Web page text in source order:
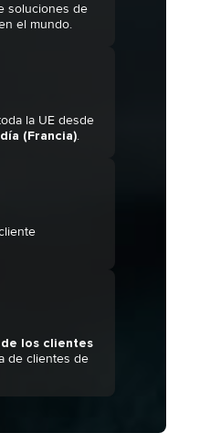
soluciones de
el mundo.
la UE desde
(Francia).
los clientes
de clientes de